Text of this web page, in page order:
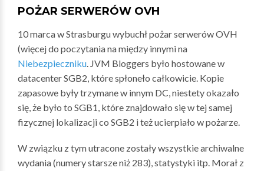
POŻAR SERWERÓW OVH
10 marca w Strasburgu wybuchł pożar serwerów OVH
(więcej do poczytania na między innymi na
Niebezpieczniku. JVM Bloggers było hostowane w
datacenter SGB2, które spłoneło całkowicie. Kopie
zapasowe były trzymane w innym DC, niestety okazało
się, że było to SGB1, które znajdowało się w tej samej
fizycznej lokalizacji co SGB2 i też ucierpiało w pożarze.
W związku z tym utracone zostały wszystkie archiwalne
wydania (numery starsze niż 283), statystyki itp. Morał z